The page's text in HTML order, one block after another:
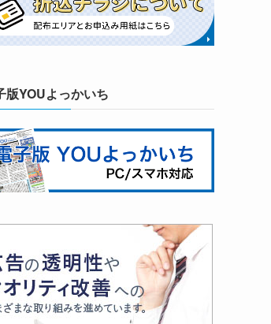
版YOUよっかいち